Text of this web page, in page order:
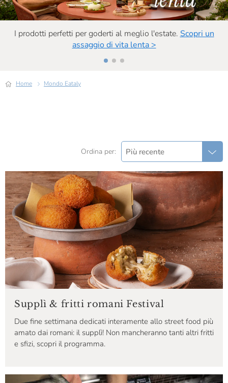
I prodotti perfetti per goderti al meglio l'estate. Scopri un
assaggio di vita lenta >
Home Mondo Eataly
Ordina per: Più recente
Supplì & fritti romani Festival
Due fine settimana dedicati interamente allo street food più
amato dai romani: il supplì! Non mancheranno tanti altri fritti
e sfizi, scopri il programma.